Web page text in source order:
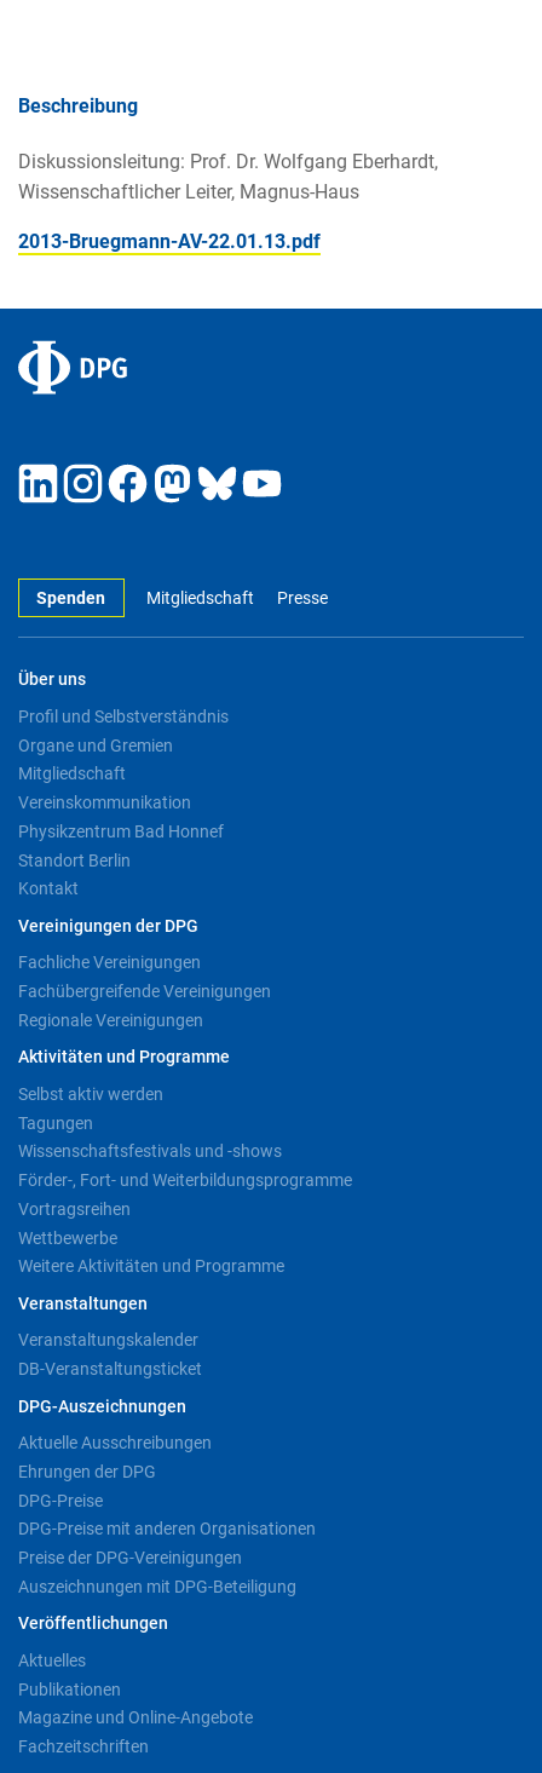
Beschreibung
Diskussionsleitung: Prof. Dr. Wolfgang Eberhardt,
Wissenschaftlicher Leiter, Magnus-Haus
2013-Bruegmann-AV-22.01.13.pdf
Spenden Mitgliedschaft Presse
Über uns
Profil und Selbstverständnis
Organe und Gremien
Mitgliedschaft
Vereinskommunikation
Physikzentrum Bad Honnef
Standort Berlin
Kontakt
Vereinigungen der DPG
Fachliche Vereinigungen
Fachübergreifende Vereinigungen
Regionale Vereinigungen
Aktivitäten und Programme
Selbst aktiv werden
Tagungen
Wissenschaftsfestivals und -shows
Förder-, Fort- und Weiterbildungsprogramme
Vortragsreihen
Wettbewerbe
Weitere Aktivitäten und Programme
Veranstaltungen
Veranstaltungskalender
DB-Veranstaltungsticket
DPG-Auszeichnungen
Aktuelle Ausschreibungen
Ehrungen der DPG
DPG-Preise
DPG-Preise mit anderen Organisationen
Preise der DPG-Vereinigungen
Auszeichnungen mit DPG-Beteiligung
Veröffentlichungen
Aktuelles
Publikationen
Magazine und Online-Angebote
Fachzeitschriften